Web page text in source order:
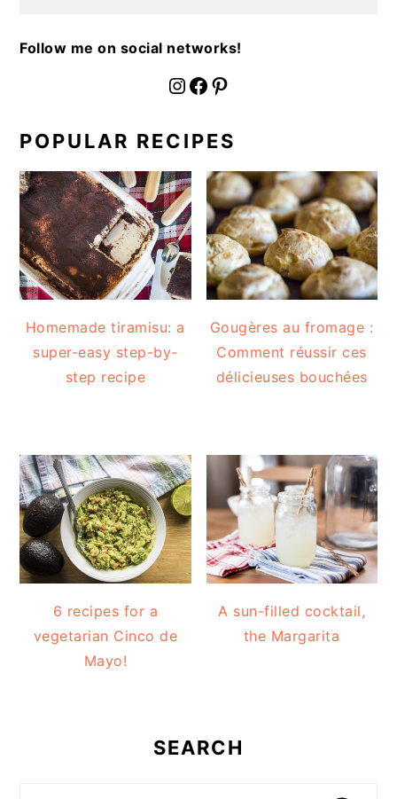
Follow me on social networks!
fournoratio Facebook Pinterest
POPULAR RECIPES
Homemade tiramisu: a
super-easy step-by-
step recipe
Gougères au fromage :
Comment réussir ces
délicieuses bouchées
6 recipes for a
vegetarian Cinco de
Mayo!
A sun-filled cocktail,
the Margarita
SEARCH